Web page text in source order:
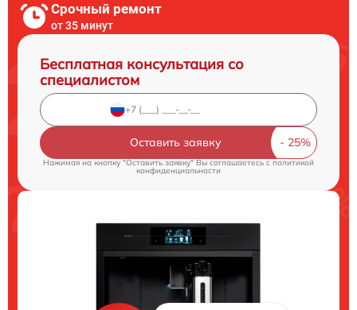
Срочный ремонт
от 35 минут
Бесплатная консультация со
специалистом
Оставить заявку
Нажимая на кнопку "Оставить заявку" Вы соглашаетесь cполитикой
конфиденциальности